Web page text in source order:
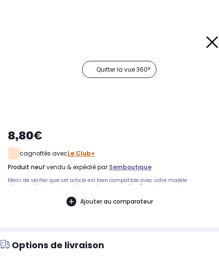
Quitter la vue 360°
8,80€
cagnottés avecLe Club+
produit neuf vendu & expédié par Semboutique
Merci de vérifier que cet article est bien compatible avec votre modèle
d'appareil. Notre service client peut vous conseiller. Remplacement
MOULINEX.Compatible avec les modèles suivants : TEFAL: SLIMFORCEMOULINEX:
DD657810/870 - 7211002655, DD87KD10 - DD87KD10/870, DD873D10 -
Ajouter au comparateur
Options de livraison